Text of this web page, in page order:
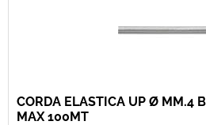
CORDA ELASTICA UP Ø MM.4
MAX 100MT